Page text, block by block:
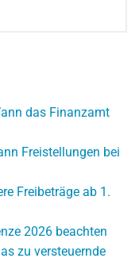
das Finanzamt
Freistellungen bei
Freibeträge ab 1.
2026 beachten
zu versteuernde